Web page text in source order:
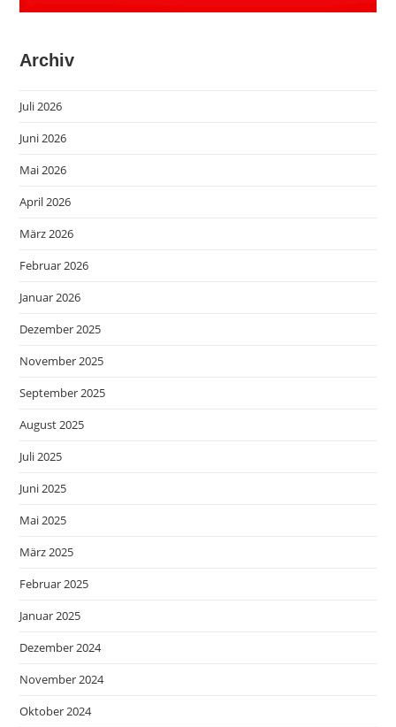
Archiv
Juli 2026
Juni 2026
Mai 2026
April 2026
März 2026
Februar 2026
Januar 2026
Dezember 2025
November 2025
September 2025
August 2025
Juli 2025
Juni 2025
Mai 2025
März 2025
Februar 2025
Januar 2025
Dezember 2024
November 2024
Oktober 2024